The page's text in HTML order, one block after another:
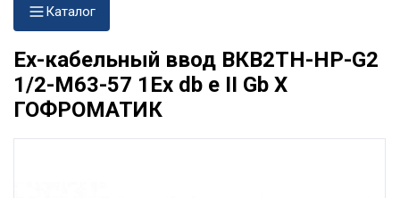
Каталог
Ех-кабельный ввод ВКВ2ТН-НР-G2
1/2-М63-57 1Ex db e II Gb X
ГОФРОМАТИК